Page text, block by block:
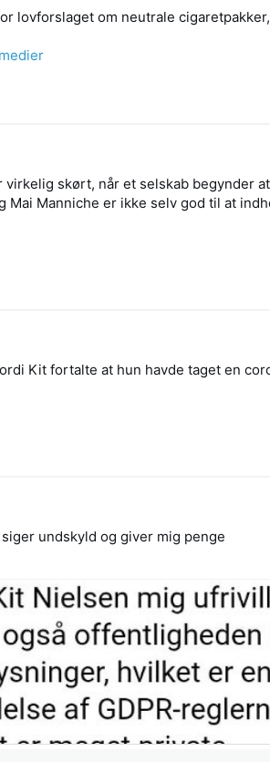
lovforslaget om neutrale
virkelig skørt, når et selskab begynder
Mai Manniche er ikke selv god til at
Kit fortalte at hun havde taget en
undskyld og giver mig penge